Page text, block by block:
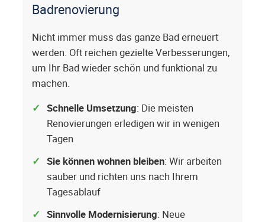
Badrenovierung
Nicht immer muss das ganze Bad erneuert
werden. Oft reichen gezielte Verbesserungen,
um Ihr Bad wieder schön und funktional zu
machen.
Schnelle Umsetzung: Die meisten
Renovierungen erledigen wir in wenigen
Tagen
Sie können wohnen bleiben: Wir arbeiten
sauber und richten uns nach Ihrem
Tagesablauf
Sinnvolle Modernisierung: Neue